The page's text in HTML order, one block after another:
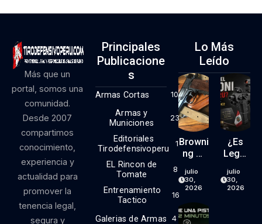
Más que un
portal, somos una
comunidad.
Desde 2007
compartimos
conocimiento,
experiencia y
actualidad para
promover la
tenencia legal,
segura y
Principales
Publicacione
S
Armas Cortas 10
Armas y
Municiones
23
Editoriales
Tirodefensivoperu
1
EL Rincon de
Tomate
8
Entrenamiento
Tactico
16
Galerias de Armas 4
Lo Más
Leído
Browni
Ng Hi
9mm
(parte
1)
julio
30,
2026
¿Es
Legal
RONI
En El
julio
30,
2026